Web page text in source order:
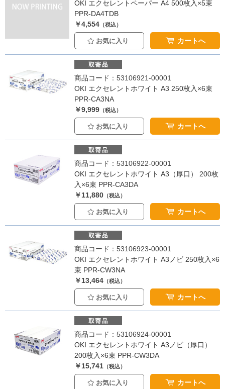
OKI エクセレントペーパー A4 500枚入×5束
PPR-DA4TDB
￥4,554 （税込）
お気に入り カートへ
商品コード：53106921-00001
OKI エクセレントホワイト A3 250枚入×6束
PPR-CA3NA
￥9,999 （税込）
お気に入り カートへ
商品コード：53106922-00001
OKI エクセレントホワイト A3（厚口） 200枚
入×6束 PPR-CA3DA
￥11,880 （税込）
お気に入り カートへ
商品コード：53106923-00001
OKI エクセレントホワイト A3ノビ 250枚入×6
束 PPR-CW3NA
￥13,464 （税込）
お気に入り カートへ
商品コード：53106924-00001
OKI エクセレントホワイト A3ノビ（厚口）
200枚入×6束 PPR-CW3DA
￥15,741 （税込）
お気に入り カートへ